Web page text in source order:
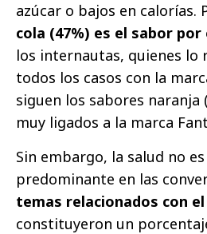
azúcar o bajos en calorías.
cola (47%) es el sabor por
los internautas, quienes lo
todos los casos con la
siguen los sabores naranja
muy ligados a la marca
Sin embargo, la salud no
predominante en las
temas relacionados con
constituyeron un